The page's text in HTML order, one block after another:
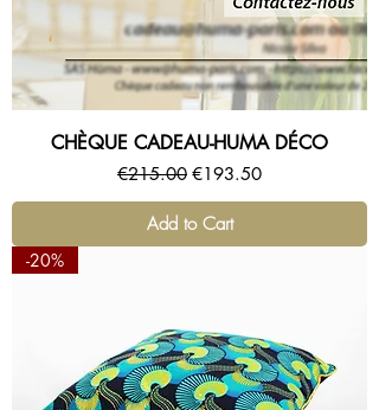
CHÈQUE CADEAU-HUMA DÉCO
Regular Price
€215.00 Sale Price
€193.50
Add to Cart
-20%